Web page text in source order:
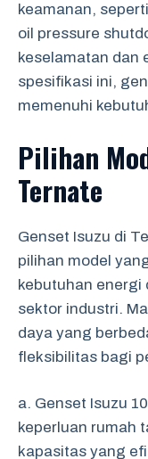
keamanan,
oil pressure
keselamatan dan
spesifikasi ini,
memenuhi
Pilihan
Ternate
Genset Isuzu di
pilihan model
kebutuhan energi
sektor industri.
daya yang
fleksibilitas bagi
a. Genset Isuzu
keperluan rumah
kapasitas yang